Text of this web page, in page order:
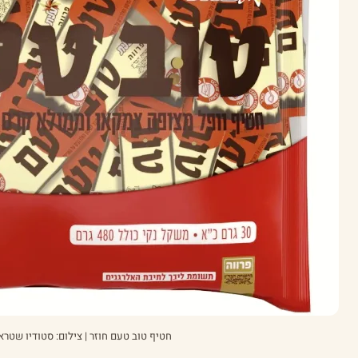
חטיף טוב טעם חוזר | צילום: סטודיו